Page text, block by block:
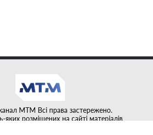
MTM Всі права застережено.
яких розміщених на сайті матеріалів